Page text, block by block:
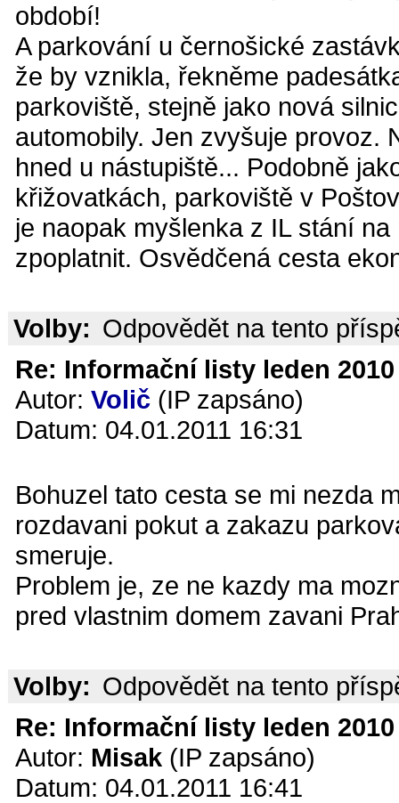
období!
A parkování u černošické
že by vznikla, řekněme
parkoviště, stejně jako nová
automobily. Jen zvyšuje provoz.
hned u nástupiště... Podobně
křižovatkách, parkoviště v
je naopak myšlenka z IL stání
zpoplatnit. Osvědčená cesta
Volby: Odpovědět na tento
Re: Informační listy leden
Autor: Volič (IP zapsáno)
Datum: 04.01.2011 16:31
Bohuzel tato cesta se mi nezda
rozdavani pokut a zakazu
smeruje.
Problem je, ze ne kazdy ma
pred vlastnim domem zavani
Volby: Odpovědět na tento
Re: Informační listy leden
Autor: Misak (IP zapsáno)
Datum: 04.01.2011 16:41